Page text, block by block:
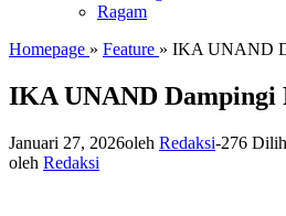
Ragam
Homepage » Feature » IKA UNAND
IKA UNAND Dampingi
Januari 27, 2026oleh Redaksi-276
oleh Redaksi